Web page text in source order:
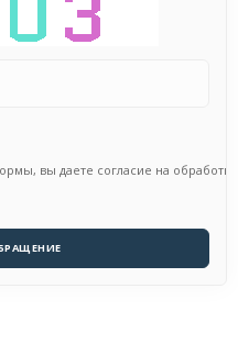
вы даете согласие на